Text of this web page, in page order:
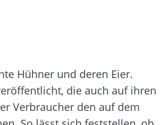
Hühner und deren Eier.
die auch auf ihren
Verbraucher den auf dem